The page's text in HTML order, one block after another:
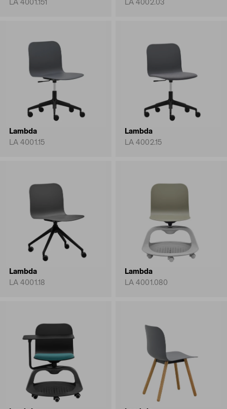
LA 4001.151 LA 4002.03
Lambda
LA 4001.15
Lambda
LA 4002.15
Lambda
LA 4001.18
Lambda
LA 4001.080